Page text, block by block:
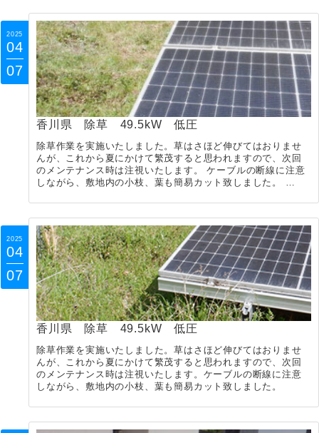
2025
04
07
香川県 除草 49.5kW 低圧
除草作業を実施いたしました。草はさほど伸びてはおりませ
んが、これから夏にかけて繁茂すると思われますので、次回
のメンテナンス時は注視いたします。 ケーブルの断線に注意
しながら、敷地内の小枝、葉も簡易カット致しました。 …
2025
04
07
香川県 除草 49.5kW 低圧
除草作業を実施いたしました。草はさほど伸びてはおりませ
んが、これから夏にかけて繁茂すると思われますので、次回
のメンテナンス時は注視いたします。ケーブルの断線に注意
しながら、敷地内の小枝、葉も簡易カット致しました。